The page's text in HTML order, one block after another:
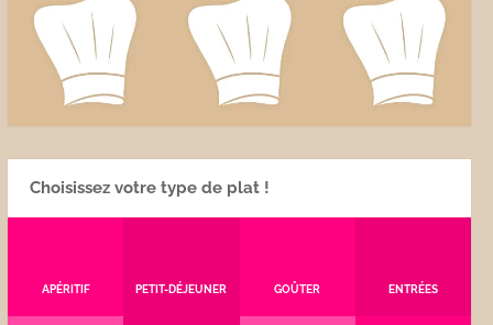
Choisissez votre type de plat !
APÉRITIF PETIT-DÉJEUNER GOÛTER ENTRÉES